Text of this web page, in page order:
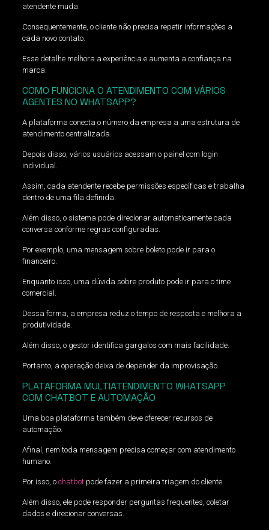
atendente muda.
Consequentemente, o cliente não precisa repetir informações a
cada novo contato.
Esse detalhe melhora a experiência e aumenta a confiança na
marca.
COMO FUNCIONA O ATENDIMENTO COM VÁRIOS
AGENTES NO WHATSAPP?
A plataforma conecta o número da empresa a uma estrutura de
atendimento centralizada.
Depois disso, vários usuários acessam o painel com login
individual.
Assim, cada atendente recebe permissões específicas e trabalha
dentro de uma fila definida.
Além disso, o sistema pode direcionar automaticamente cada
conversa conforme regras configuradas.
Por exemplo, uma mensagem sobre boleto pode ir para o
financeiro.
Enquanto isso, uma dúvida sobre produto pode ir para o time
comercial.
Dessa forma, a empresa reduz o tempo de resposta e melhora a
produtividade.
Além disso, o gestor identifica gargalos com mais facilidade.
Portanto, a operação deixa de depender da improvisação.
PLATAFORMA MULTIATENDIMENTO WHATSAPP
COM CHATBOT E AUTOMAÇÃO
Uma boa plataforma também deve oferecer recursos de
automação.
Afinal, nem toda mensagem precisa começar com atendimento
humano.
Por isso, o chatbot pode fazer a primeira triagem do cliente.
Além disso, ele pode responder perguntas frequentes, coletar
dados e direcionar conversas.